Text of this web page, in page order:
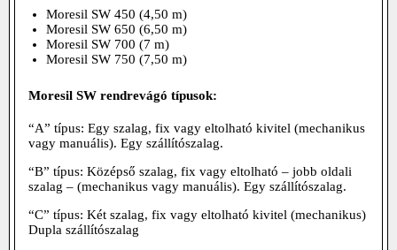
Moresil SW 450 (4,50 m)
Moresil SW 650 (6,50 m)
Moresil SW 700 (7 m)
Moresil SW 750 (7,50 m)
Moresil SW rendrevágó típusok:
“A” típus: Egy szalag, fix vagy eltolható kivitel (mechanikus
vagy manuális). Egy szállítószalag.
“B” típus: Középső szalag, fix vagy eltolható – jobb oldali
szalag – (mechanikus vagy manuális). Egy szállítószalag.
“C” típus: Két szalag, fix vagy eltolható kivitel (mechanikus)
Dupla szállítószalag